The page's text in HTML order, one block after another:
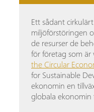
Ett sådant
miljöförstöringen
de resurser de
för företag som är
the Circular
for Sustainable
ekonomin en
globala ekonomin